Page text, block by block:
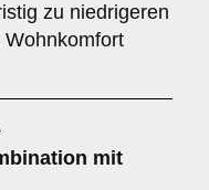
zu niedrigeren
mit